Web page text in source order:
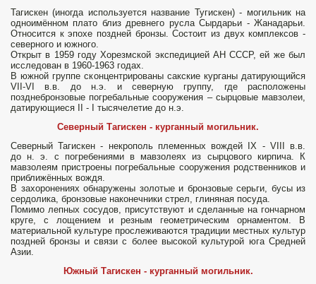
Тагискен (иногда используется название Тугискен) - могильник на
одноимённом плато близ древнего русла Сырдарьи - Жанадарьи.
Относится к эпохе поздней бронзы. Состоит из двух комплексов -
северного и южного.
Открыт в 1959 году Хорезмской экспедицией АН СССР, ей же был
исследован в 1960-1963 годах.
В южной группе сконцентрированы сакские курганы датирующийся
VII-VI в.в. до н.э. и северную группу, где расположены
позднебронзовые погребальные сооружения – сырцовые мавзолеи,
датирующиеся II - I тысячелетие до н.э.
Северный Тагискен - курганный могильник.
Северный Тагискен - некрополь племенных вождей IX - VIII в.в.
до н. э. с погребениями в мавзолеях из сырцового кирпича. К
мавзолеям пристроены погребальные сооружения родственников и
приближённых вождя.
В захоронениях обнаружены золотые и бронзовые серьги, бусы из
сердолика, бронзовые наконечники стрел, глиняная посуда.
Помимо лепных сосудов, присутствуют и сделанные на гончарном
круге, с лощением и резным геометрическим орнаментом. В
материальной культуре прослеживаются традиции местных культур
поздней бронзы и связи с более высокой культурой юга Средней
Азии.
Южный Тагискен - курганный могильник.